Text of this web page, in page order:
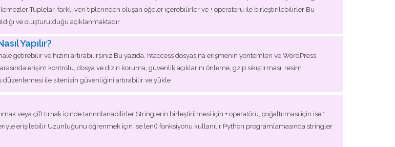
Tuplelar, farklı veri tiplerinden oluşan öğeler içerebilirler ve + operatörü ile birleştirilebilirler Bu
ve oluşturulduğu açıklanmaktadır
Yapılır?
getirebilir ve hızını artırabilirsiniz Bu yazıda, htaccess dosyasına erişmenin yöntemleri ve WordPress
erişim kontrolü, dosya ve dizin koruma, güvenlik açıklarını önleme, gzip sıkıştırması, resim
düzenlemesi ile sitenizin güvenliğini artırabilir ve yükle
veya çift tırnak içinde tanımlanabilirler Stringlerin birleştirilmesi için + operatörü, çoğaltılması için ise *
erişilebilir Uzunluğunu öğrenmek için ise len() fonksiyonu kullanılır Python programlamasında stringler